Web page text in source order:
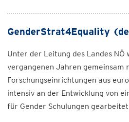
GenderStrat4Equality
Unter der Leitung des Landes NÖ
vergangenen Jahren gemeinsam
Forschungseinrichtungen aus
intensiv an der Entwicklung von
für Gender Schulungen